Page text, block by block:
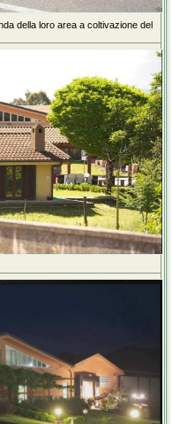
della loro area a coltivazione del